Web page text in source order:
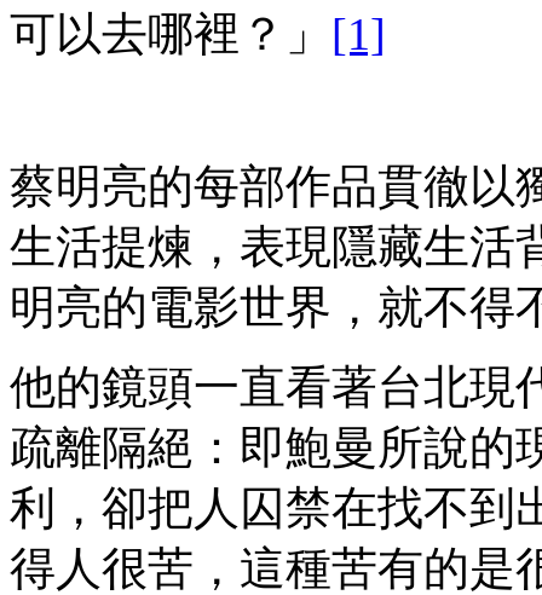
可以去哪裡？」 [1]
蔡明亮的每部作品貫徹以
生活提煉，表現隱藏生活
明亮的電影世界，就不得
他的鏡頭一直看著台北現
疏離隔絕：即鮑曼所說的
利，卻把人囚禁在找不到
得人很苦，這種苦有的是